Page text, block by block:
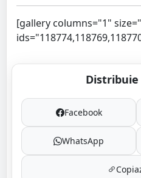
[gallery columns="1"
Facebook
WhatsApp